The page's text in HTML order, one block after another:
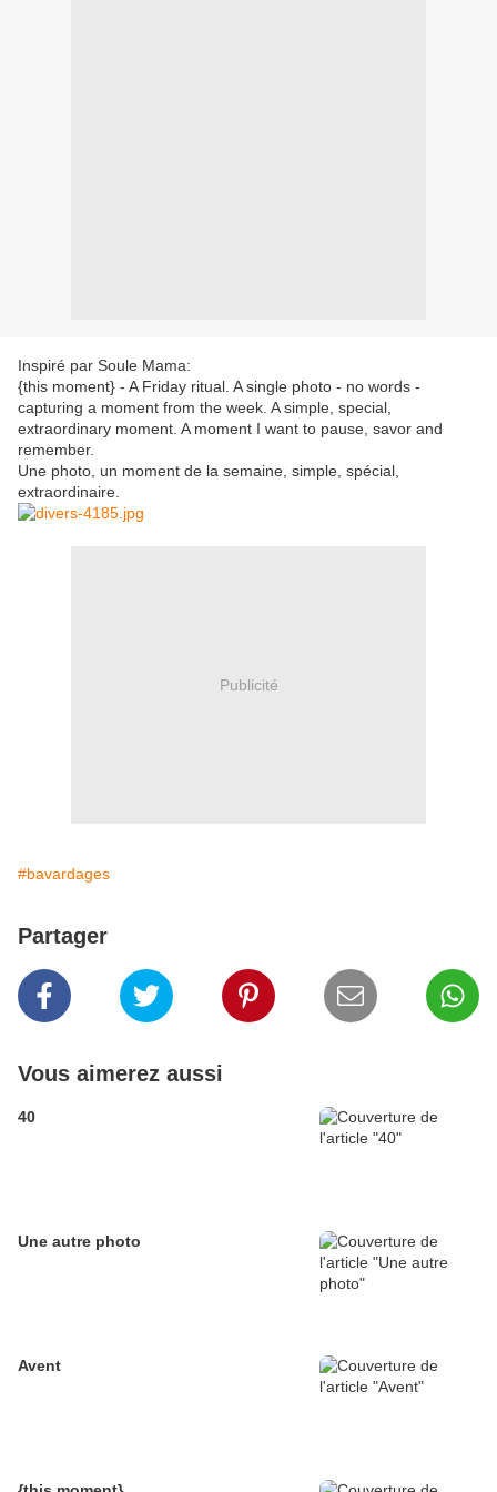
Inspiré par Soule Mama:
{this moment} - A Friday ritual. A single photo - no words -
capturing a moment from the week. A simple, special,
extraordinary moment. A moment I want to pause, savor and
remember.
Une photo, un moment de la semaine, simple, spécial,
extraordinaire.
Publicité
#bavardages
Partager
Vous aimerez aussi
40
Une autre photo
Avent